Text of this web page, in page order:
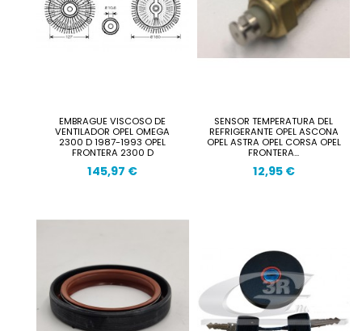
EMBRAGUE VISCOSO DE
VENTILADOR OPEL OMEGA
2300 D 1987-1993 OPEL
FRONTERA 2300 D
145,97 €
SENSOR TEMPERATURA DEL
REFRIGERANTE OPEL ASCONA
OPEL ASTRA OPEL CORSA OPEL
FRONTERA...
12,95 €